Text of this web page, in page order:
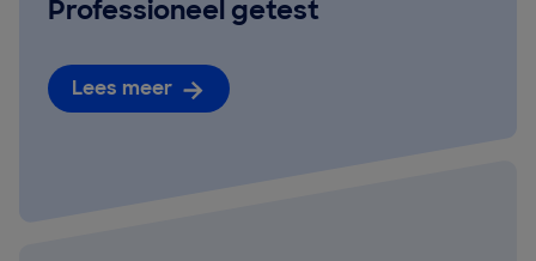
Professioneel getest
Lees meer